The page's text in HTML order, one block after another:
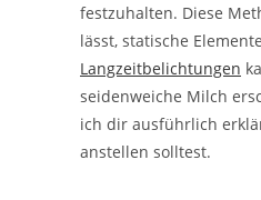
festzuhalten. Diese
lässt, statische
Langzeitbelichtungen
seidenweiche Milch
ich dir ausführlich
anstellen solltest.